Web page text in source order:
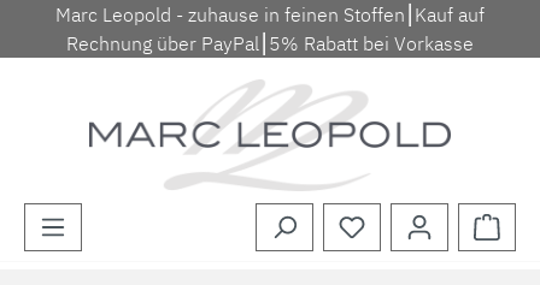
Zum Hauptinhalt springen
Marc Leopold - zuhause in feinen Stoffen⎮Kauf auf
Rechnung über PayPal⎮5% Rabatt bei Vorkasse